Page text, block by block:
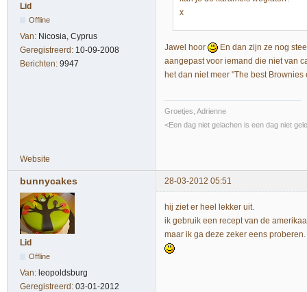
Lid
Offline
Van: Nicosia, Cyprus
Geregistreerd: 10-09-2008
Berichten: 9947
x
Jawel hoor
En dan zijn ze nog
aangepast voor iemand die niet van
het dan niet meer "The best Brownies
Groetjes, Adrienne
<Een dag niet gelachen is een dag niet
Website
bunnycakes 28-03-2012 05:51
Lid
Offline
Van: leopoldsburg
Geregistreerd: 03-01-2012
hij ziet er heel lekker uit.
ik gebruik een recept van de
maar ik ga deze zeker eens